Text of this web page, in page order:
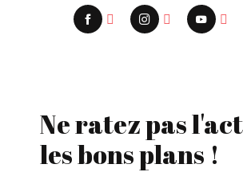
Ne ratez pas
les bons plans !